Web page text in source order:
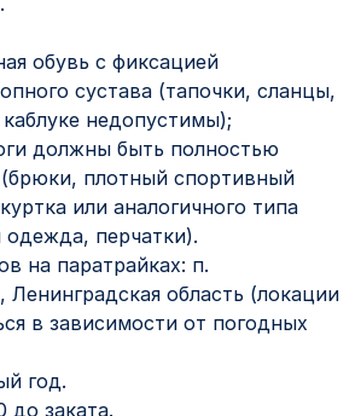
обувь с фиксацией
сустава (тапочки, сланцы,
недопустимы);
должны быть полностью
плотный спортивный
или аналогичного типа
одежда, перчатки).
на паратрайках: п.
Ленинградская область (локации
в зависимости от погодных
год.
до заката.